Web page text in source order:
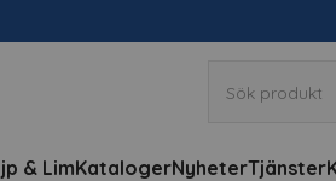
& LimKatalogerNyheterTjänster